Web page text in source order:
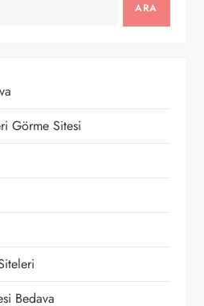
ARA
Görme Sitesi
Bedava